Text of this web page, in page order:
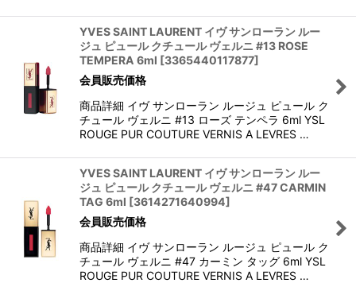
YVES SAINT LAURENT イヴ サンローラン ルー
ジュ ピュール クチュール ヴェルニ #13 ROSE
TEMPERA 6ml [3365440117877]
会員販売価格
商品詳細 イヴ サンローラン ルージュ ピュール ク
チュール ヴェルニ #13 ローズ テンペラ 6ml YSL
ROUGE PUR COUTURE VERNIS A LEVRES …
YVES SAINT LAURENT イヴ サンローラン ルー
ジュ ピュール クチュール ヴェルニ #47 CARMIN
TAG 6ml [3614271640994]
会員販売価格
商品詳細 イヴ サンローラン ルージュ ピュール ク
チュール ヴェルニ #47 カーミン タッグ 6ml YSL
ROUGE PUR COUTURE VERNIS A LEVRES …